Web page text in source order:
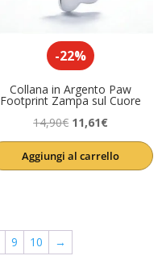
-22%
Collana in Argento Paw
Footprint Zampa sul Cuore
14,90€ Il
prezzo
originale
11,61€Il
prezzo
attuale
Aggiungi al carrello
9 10 →